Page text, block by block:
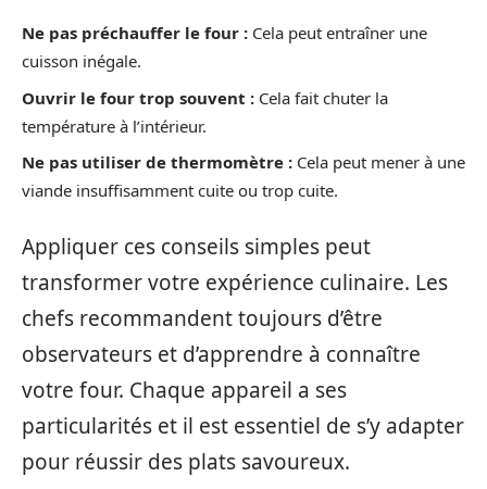
Ne pas préchauffer le four : Cela peut entraîner une
cuisson inégale.
Ouvrir le four trop souvent : Cela fait chuter la
température à l’intérieur.
Ne pas utiliser de thermomètre : Cela peut mener à une
viande insuffisamment cuite ou trop cuite.
Appliquer ces conseils simples peut
transformer votre expérience culinaire. Les
chefs recommandent toujours d’être
observateurs et d’apprendre à connaître
votre four. Chaque appareil a ses
particularités et il est essentiel de s’y adapter
pour réussir des plats savoureux.